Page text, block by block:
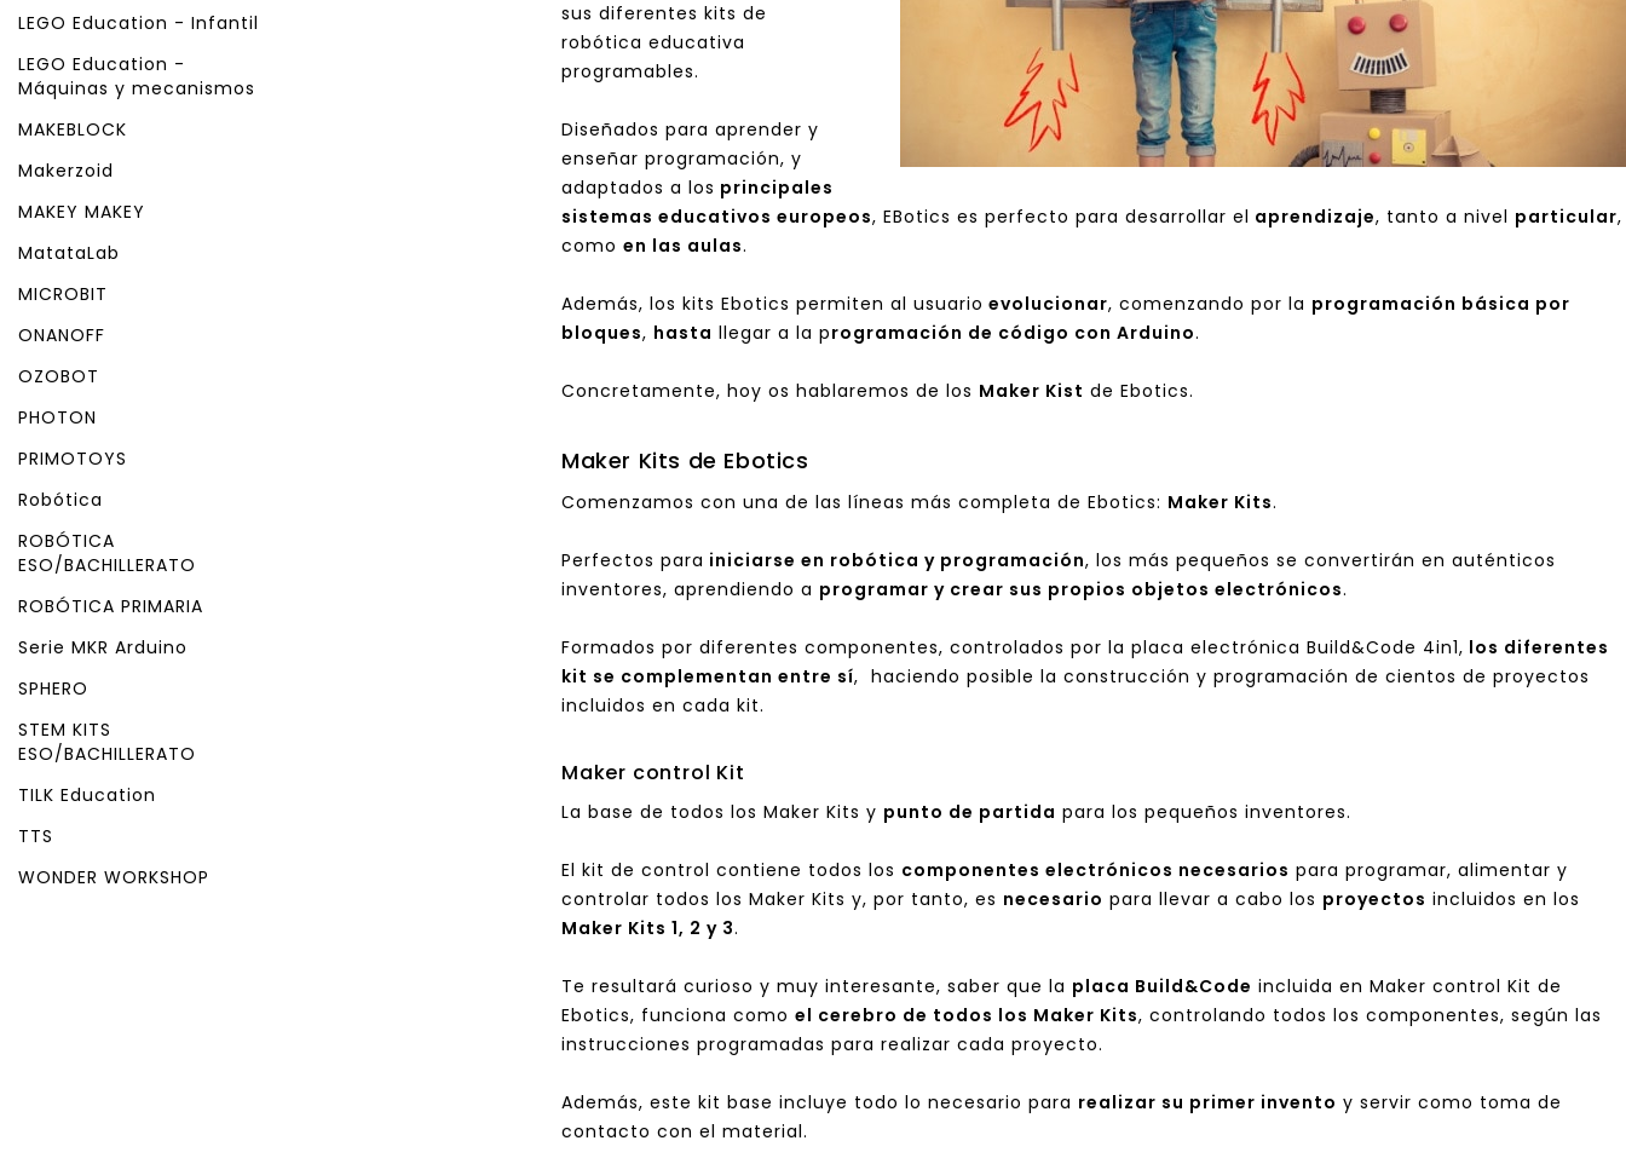
sus diferentes kits de
robótica educativa
programables.
Diseñados para aprender y
enseñar programación, y
adaptados a los principales
sistemas educativos europeos, EBotics es perfecto para desarrollar el aprendizaje, tanto a nivel particular,
como en las aulas.
Además, los kits Ebotics permiten al usuario evolucionar, comenzando por la programación básica por
bloques, hasta llegar a la programación de código con Arduino.
Concretamente, hoy os hablaremos de los Maker Kist de Ebotics.
Maker Kits de Ebotics
Comenzamos con una de las líneas más completa de Ebotics: Maker Kits.
Perfectos para iniciarse en robótica y programación, los más pequeños se convertirán en auténticos
inventores, aprendiendo a programar y crear sus propios objetos electrónicos.
Formados por diferentes componentes, controlados por la placa electrónica Build&Code 4in1, los diferentes
kit se complementan entre sí, haciendo posible la construcción y programación de cientos de proyectos
incluidos en cada kit.
Maker control Kit
La base de todos los Maker Kits y punto de partida para los pequeños inventores.
El kit de control contiene todos los componentes electrónicos necesarios para programar, alimentar y
controlar todos los Maker Kits y, por tanto, es necesario para llevar a cabo los proyectos incluidos en los
Maker Kits 1, 2 y 3.
Te resultará curioso y muy interesante, saber que la placa Build&Code incluida en Maker control Kit de
Ebotics, funciona como el cerebro de todos los Maker Kits, controlando todos los componentes, según las
instrucciones programadas para realizar cada proyecto.
Además, este kit base incluye todo lo necesario para realizar su primer invento y servir como toma de
contacto con el material.
LEGO Education - Infantil
LEGO Education -
Máquinas y mecanismos
MAKEBLOCK
Makerzoid
MAKEY MAKEY
MatataLab
MICROBIT
ONANOFF
OZOBOT
PHOTON
PRIMOTOYS
Robótica
ROBÓTICA
ESO/BACHILLERATO
ROBÓTICA PRIMARIA
Serie MKR Arduino
SPHERO
STEM KITS
ESO/BACHILLERATO
TILK Education
TTS
WONDER WORKSHOP